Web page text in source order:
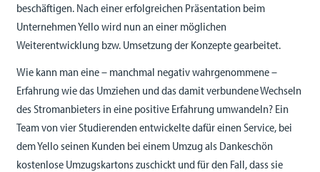
beschäftigen. Nach einer erfolgreichen Präsentation beim
Unternehmen Yello wird nun an einer möglichen
Weiterentwicklung bzw. Umsetzung der Konzepte gearbeitet.
Wie kann man eine – manchmal negativ wahrgenommene –
Erfahrung wie das Umziehen und das damit verbundene Wechseln
des Stromanbieters in eine positive Erfahrung umwandeln? Ein
Team von vier Studierenden entwickelte dafür einen Service, bei
dem Yello seinen Kunden bei einem Umzug als Dankeschön
kostenlose Umzugskartons zuschickt und für den Fall, dass sie